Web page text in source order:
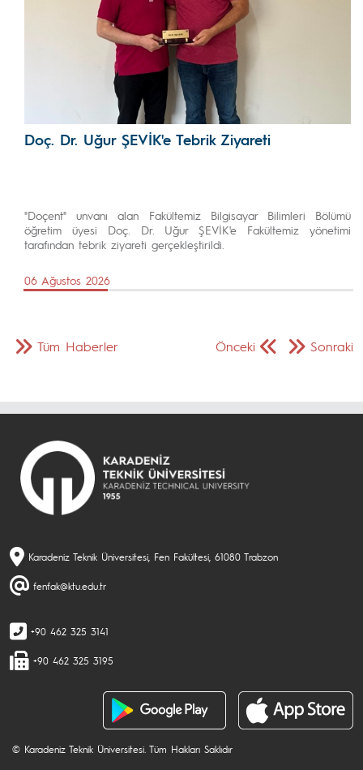
Doç. Dr. Uğur ŞEVİK'e Tebrik Ziyareti
"Doçent" unvanı alan Fakültemiz Bilgisayar Bilimleri Bölümü
öğretim üyesi Doç. Dr. Uğur ŞEVİK'e Fakültemiz yönetimi
tarafından tebrik ziyareti gerçekleştirildi.
06 Ağustos 2026
Önceki Sonraki
Tüm Haberler
Karadeniz Teknik Üniversitesi, Fen Fakültesi, 61080 Trabzon
fenfak@ktu.edu.tr
+90 462 325 3141
+90 462 325 3195
© Karadeniz Teknik Üniversitesi. Tüm Hakları Saklıdır